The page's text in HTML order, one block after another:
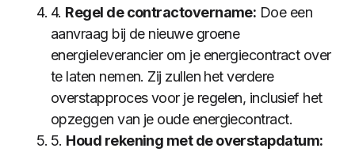
4. Regel de contractovername: Doe een
aanvraag bij de nieuwe groene
energieleverancier om je energiecontract over
te laten nemen. Zij zullen het verdere
overstapproces voor je regelen, inclusief het
opzeggen van je oude energiecontract.
5. Houd rekening met de overstapdatum: